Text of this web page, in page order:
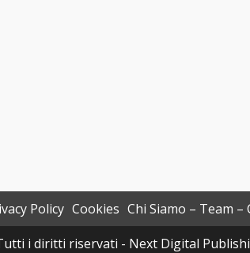
Policy Cookies Chi Siamo – Team –
i diritti riservati - Next Digital